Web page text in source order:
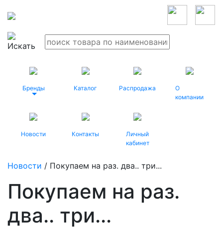
Бренды Каталог Распродажа
О
компании
Новости Контакты
Личный
кабинет
Новости / Покупаем на раз. два.. три...
Покупаем на раз.
два.. три...